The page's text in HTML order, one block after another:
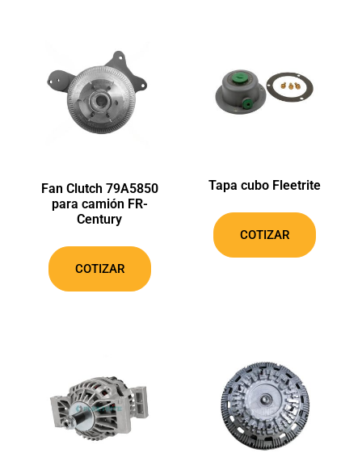
Fan Clutch 79A5850
para camión FR-
Century
COTIZAR
Tapa cubo Fleetrite
COTIZAR